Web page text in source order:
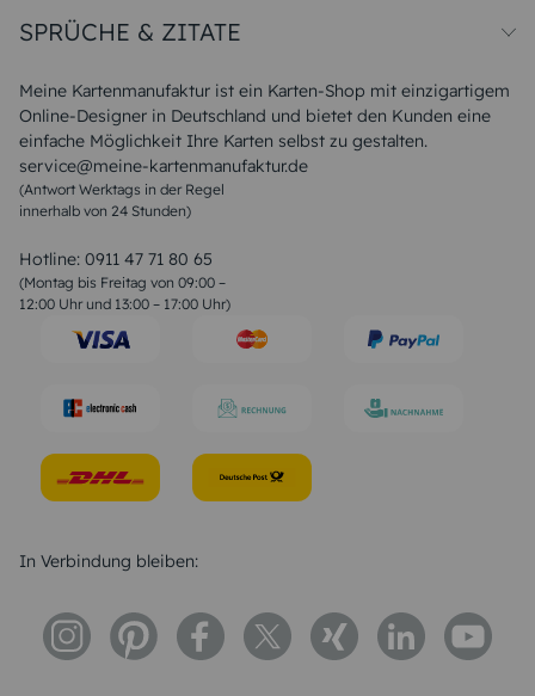
Meine Kartenmanufaktur ist ein Karten-Shop mit einzigartigem
Online-Designer in Deutschland und bietet den Kunden eine
einfache Möglichkeit Ihre Karten selbst zu gestalten.
service@meine-kartenmanufaktur.de
(Antwort Werktags in der Regel
innerhalb von 24 Stunden)
Hotline: 0911 47 71 80 65
(Montag bis Freitag von 09:00 –
12:00 Uhr und 13:00 – 17:00 Uhr)
Unsere Produktion
Magazin
FAQ
Widerrufsbelehrung
SPRÜCHE & ZITATE
Liebeskummer Sprüche
Sommer Sprüche
Muttertagssprüche
Sprüche zur Hochzeit
Sprüche zur Konfirmation & Kommunion
Weihnachtsgedichte
Liebessprüche
Geburtstagssprüche
Trauersprüche
Konfirmation Glückwünsche
In Verbindung bleiben: